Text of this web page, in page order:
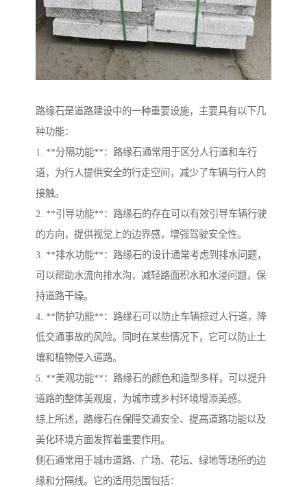
路缘石是道路建设中的一种重要设施，主要具有以下几
种功能：
1. **分隔功能**：路缘石通常用于区分人行道和车行
道，为行人提供安全的行走空间，减少了车辆与行人的
接触。
2. **引导功能**：路缘石的存在可以有效引导车辆行驶
的方向，提供视觉上的边界感，增强驾驶安全性。
3. **排水功能**：路缘石的设计通常考虑到排水问题，
可以帮助水流向排水沟，减轻路面积水和水浸问题，保
持道路干燥。
4. **防护功能**：路缘石可以防止车辆掠过人行道，降
低交通事故的风险。同时在某些情况下，它可以防止土
壤和植物侵入道路。
5. **美观功能**：路缘石的颜色和造型多样，可以提升
道路的整体美观度，为城市或乡村环境增添美感。
综上所述，路缘石在保障交通安全、提高道路功能以及
美化环境方面发挥着重要作用。
侧石通常用于城市道路、广场、花坛、绿地等场所的边
缘和分隔线。它的适用范围包括：